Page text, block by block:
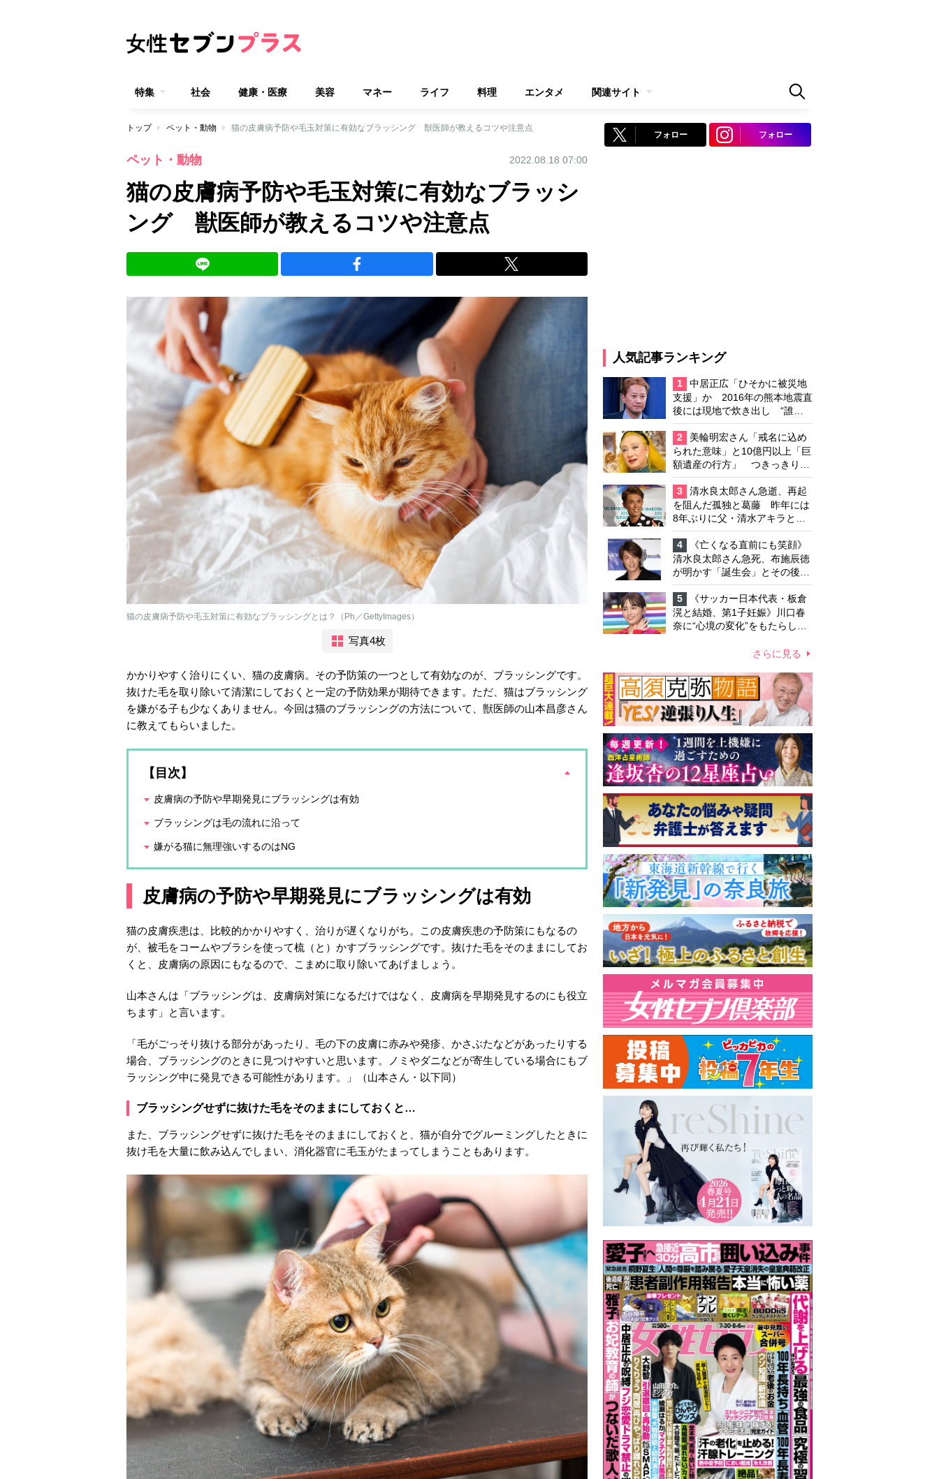
特集 社会 健康・医療 美容 マネー ライフ 料理 エンタメ 関連サイト
トップ ペット・動物 猫の皮膚病予防や毛玉対策に有効なブラッシング 獣医師が教えるコツや注意点
ペット・動物 2022.08.18 07:00
猫の皮膚病予防や毛玉対策に有効なブラッシ
ング 獣医師が教えるコツや注意点
猫の皮膚病予防や毛玉対策に有効なブラッシングとは？（Ph／GettyImages）
写真4枚
かかりやすく治りにくい、猫の皮膚病。その予防策の一つとして有効なのが、ブラッシングです。
抜けた毛を取り除いて清潔にしておくと一定の予防効果が期待できます。ただ、猫はブラッシング
を嫌がる子も少なくありません。今回は猫のブラッシングの方法について、獣医師の山本昌彦さん
に教えてもらいました。
【目次】
皮膚病の予防や早期発見にブラッシングは有効
ブラッシングは毛の流れに沿って
嫌がる猫に無理強いするのはNG
皮膚病の予防や早期発見にブラッシングは有効
猫の皮膚疾患は、比較的かかりやすく、治りが遅くなりがち。この皮膚疾患の予防策にもなるの
が、被毛をコームやブラシを使って梳（と）かすブラッシングです。抜けた毛をそのままにしてお
くと、皮膚病の原因にもなるので、こまめに取り除いてあげましょう。
山本さんは「ブラッシングは、皮膚病対策になるだけではなく、皮膚病を早期発見するのにも役立
ちます」と言います。
「毛がごっそり抜ける部分があったり、毛の下の皮膚に赤みや発疹、かさぶたなどがあったりする
場合、ブラッシングのときに見つけやすいと思います。ノミやダニなどが寄生している場合にもブ
ラッシング中に発見できる可能性があります。」（山本さん・以下同）
ブラッシングせずに抜けた毛をそのままにしておくと…
また、ブラッシングせずに抜けた毛をそのままにしておくと、猫が自分でグルーミングしたときに
抜け毛を大量に飲み込んでしまい、消化器官に毛玉がたまってしまうこともあります。
フォロー フォロー
人気記事ランキング
1
中居正広「ひそかに被災地
支援」か 2016年の熊本地震直
後には現地で炊き出し “誰に
も知られなくて良い”と、むし
ろ強まる福祉活動への思い
2
美輪明宏さん「戒名に込め
られた意味」と10億円以上「巨
額遺産の行方」 つきっきりで
私生活をサポートしていた元俳
優が相続か
3
清水良太郎さん急逝、再起
を阻んだ孤独と葛藤 昨年には
8年ぶりに父・清水アキラと共
演、本格的な活動再開に向かっ
ていたが…周囲が懸念していた
「不安定なところ」
4
《亡くなる直前にも笑顔》
清水良太郎さん急死、布施辰徳
が明かす「誕生会」とその後の
メッセージ
5
《サッカー日本代表・板倉
滉と結婚、第1子妊娠》川口春
奈に“心境の変化”をもたらした
って「がんに蝕まれる母」を演
さらに見る